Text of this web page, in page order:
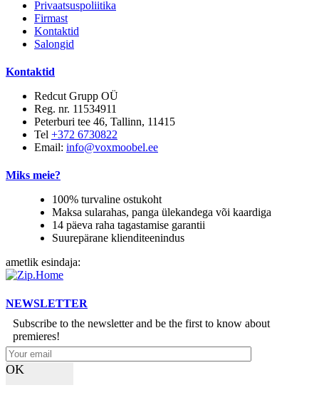
Privaatsuspoliitika
Firmast
Kontaktid
Salongid
Kontaktid
Redcut Grupp OÜ
Reg. nr. 11534911
Peterburi tee 46, Tallinn, 11415
Tel +372 6730822
Email: info@voxmoobel.ee
Miks meie?
100% turvaline ostukoht
Maksa sularahas, panga ülekandega või kaardiga
14 päeva raha tagastamise garantii
Suurepärane klienditeenindus
ametlik esindaja:
NEWSLETTER
Subscribe to the newsletter and be the first to know about
premieres!
OK